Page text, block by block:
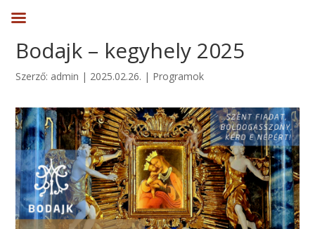
Bodajk – kegyhely 2025
Szerző: admin | 2025.02.26. | Programok